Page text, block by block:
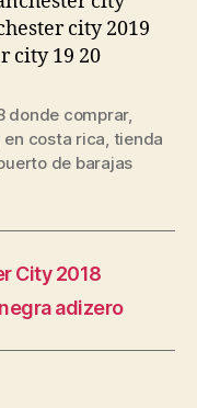
donde comprar,
costa rica, tienda
de barajas
City 2018
adizero